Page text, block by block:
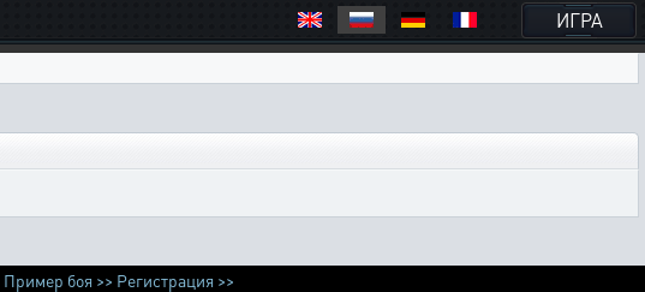
ИГРА
Пример боя >> Регистрация >>